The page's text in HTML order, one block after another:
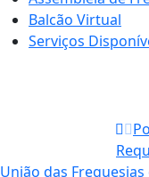
Balcão Virtual
Serviços
União das